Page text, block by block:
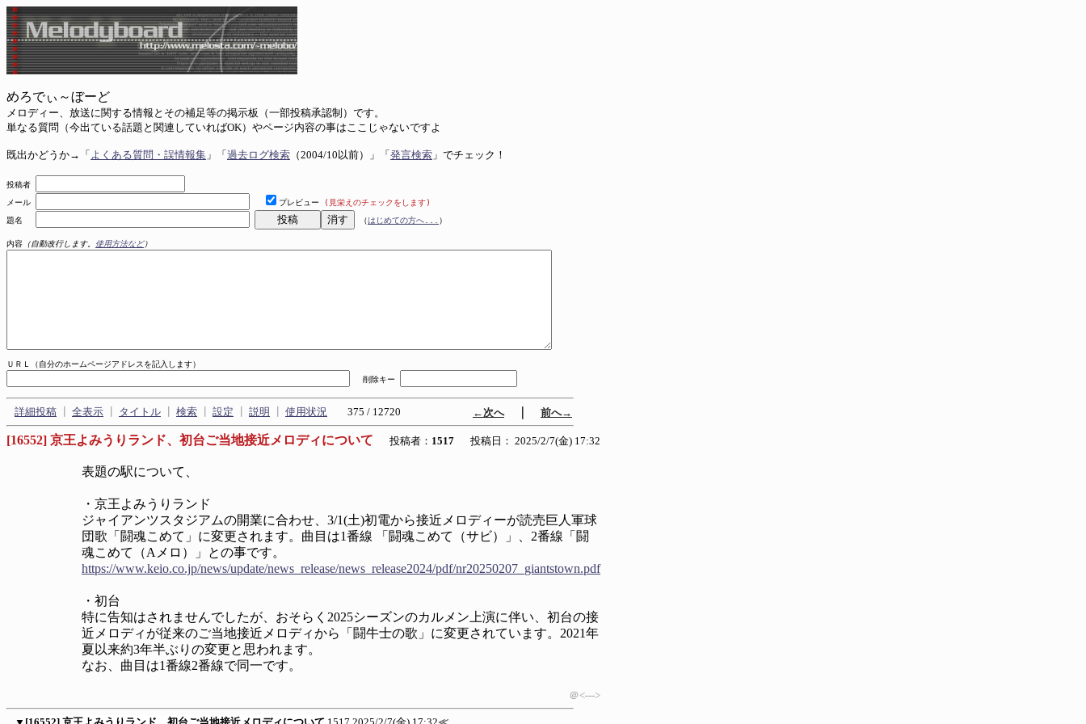
めろでぃ～ぼーど
メロディー、放送に関する情報とその補足等の掲示板（一部投稿承認制）です。
単なる質問（今出ている話題と関連していればOK）やページ内容の事はここじゃないですよ
既出かどうか→「 よくある質問・誤情報集 」「 過去ログ検索 （2004/10以前）」「 発言検索 」でチェック！
投稿者
メール
プレビュー
(見栄えのチェックをします)
題名
（はじめての方へ... ）
内容 （自動改行します。 使用方法など）
ＵＲＬ（自分のホームページアドレスを記入します）
削除キー
詳細投稿 全表示 タイトル 検索 設定 説明 使用状況 375 / 12720 ←次へ｜ 前へ→
[16552] 京王よみうりランド、初台ご当地接近メロディについて 投稿者： 1517 投稿日： 2025/2/7(金) 17:32
表題の駅について、
・京王よみうりランド
ジャイアンツスタジアムの開業に合わせ、3/1(土)初電から接近メロディーが読売巨人軍球
団歌「闘魂こめて」に変更されます。曲目は1番線 「闘魂こめて（サビ）」、2番線「闘
魂こめて（Aメロ）」との事です。
https://www.keio.co.jp/news/update/news_release/news_release2024/pdf/nr20250207_giantstown.pdf
・初台
特に告知はされませんでしたが、おそらく2025シーズンのカルメン上演に伴い、初台の接
近メロディが従来のご当地接近メロディから「闘牛士の歌」に変更されています。2021年
夏以来約3年半ぶりの変更と思われます。
なお、曲目は1番線2番線で同一です。
＠<--->
▼ [16552] 京王よみうりランド、初台ご当地接近メロディについて 1517 2025/2/7(金) 17:32≪